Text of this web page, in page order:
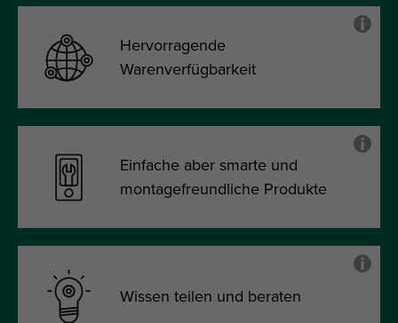
Hervorragende
Warenverfügbarkeit
Einfache aber smarte und
montagefreundliche Produkte
Wissen teilen und beraten